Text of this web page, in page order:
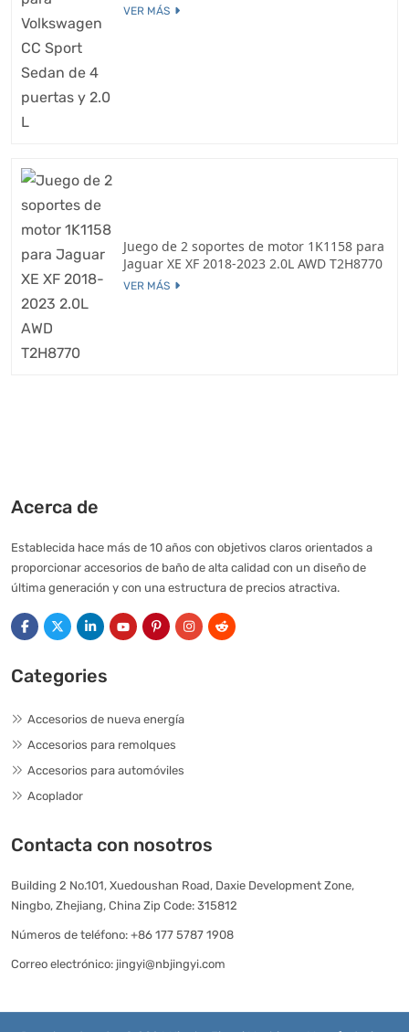
VER MÁS
Juego de 2 soportes de motor 1K1158 para
Jaguar XE XF 2018-2023 2.0L AWD T2H8770
VER MÁS
Acerca de
Establecida hace más de 10 años con objetivos claros orientados a
proporcionar accesorios de baño de alta calidad con un diseño de
última generación y con una estructura de precios atractiva.
Categories
Accesorios de nueva energía
Accesorios para remolques
Accesorios para automóviles
Acoplador
Contacta con nosotros
Building 2 No.101, Xuedoushan Road, Daxie Development Zone,
Ningbo, Zhejiang, China Zip Code: 315812
Números de teléfono: +86 177 5787 1908
Correo electrónico: jingyi@nbjingyi.com